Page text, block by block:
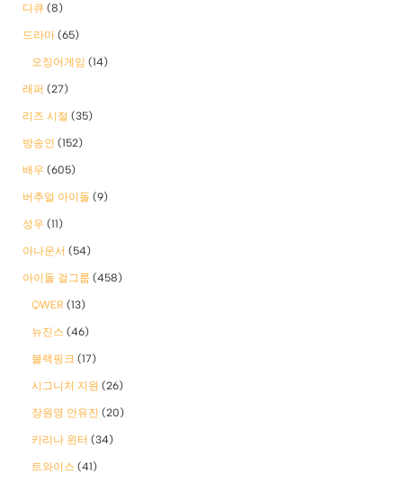
다큐 (8)
드라마 (65)
오징어게임 (14)
래퍼 (27)
리즈 시절 (35)
방송인 (152)
배우 (605)
버추얼 아이돌 (9)
성우 (11)
아나운서 (54)
아이돌 걸그룹 (458)
QWER (13)
뉴진스 (46)
블랙핑크 (17)
시그니처 지원 (26)
장원영 안유진 (20)
카리나 윈터 (34)
트와이스 (41)